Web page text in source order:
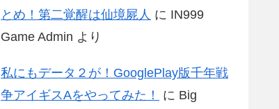
とめ！第二覚醒は仙境屍人 に IN999
Game Admin より
私にもデータ２が！GooglePlay版千年戦
争アイギスAをやってみた！
に Big